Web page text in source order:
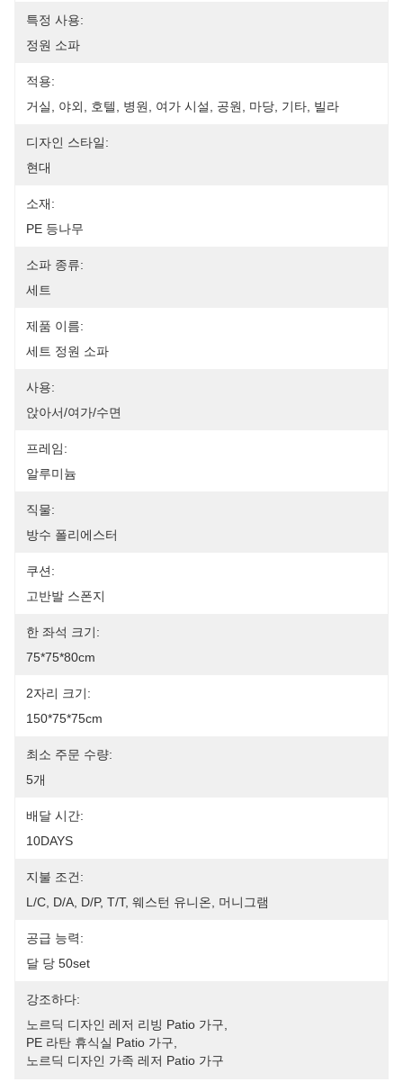
특정 사용:
정원 소파
적용:
거실, 야외, 호텔, 병원, 여가 시설, 공원, 마당, 기타, 빌라
디자인 스타일:
현대
소재:
PE 등나무
소파 종류:
세트
제품 이름:
세트 정원 소파
사용:
앉아서/여가/수면
프레임:
알루미늄
직물:
방수 폴리에스터
쿠션:
고반발 스폰지
한 좌석 크기:
75*75*80cm
2자리 크기:
150*75*75cm
최소 주문 수량:
5개
배달 시간:
10DAYS
지불 조건:
L/C, D/A, D/P, T/T, 웨스턴 유니온, 머니그램
공급 능력:
달 당 50set
강조하다:
노르딕 디자인 레저 리빙 Patio 가구
PE 라탄 휴식실 Patio 가구
노르딕 디자인 가족 레저 Patio 가구